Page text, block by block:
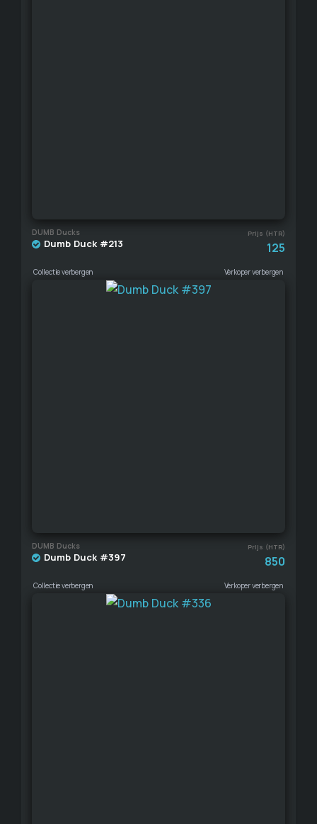
DUMB Ducks Prijs (HTR)
Dumb Duck #213 125
Collectie verbergen Verkoper verbergen
DUMB Ducks Prijs (HTR)
Dumb Duck #397 850
Collectie verbergen Verkoper verbergen